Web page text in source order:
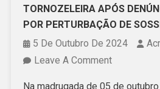
TORNOZELEIRA APÓS
POR PERTURBAÇÃO DE
5 De Outubro De 2024
Leave A CommentOn
Na madrugada de 05 de